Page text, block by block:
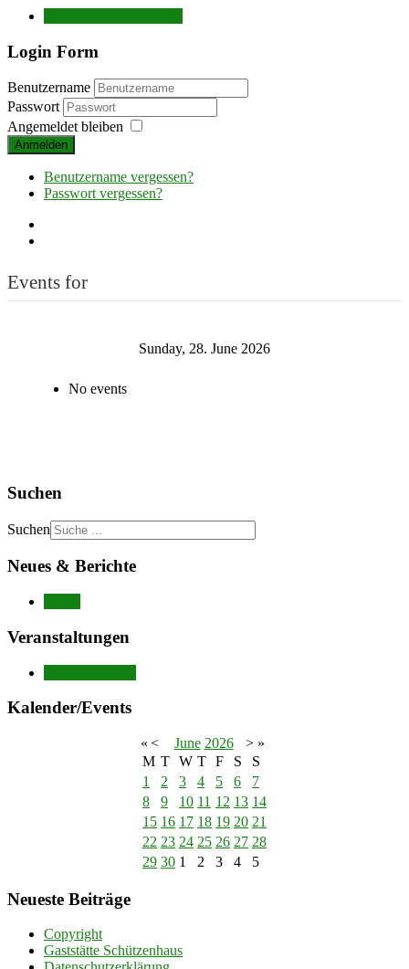
Login Form
Benutzername
Passwort
Angemeldet bleiben
Anmelden
Benutzername vergessen?
Passwort vergessen?
Events for
Sunday, 28. June 2026
No events
Suchen
Suchen
Neues & Berichte
Veranstaltungen
Kalender/Events
« < June 2026 > »
M T W T F S
S
1
2 3 4 5 6
7
8
9 10 11 12 13 14
15 16 17 18 19 20 21
22 23 24 25 26 27 28
29 30 1 2 3 4 5
Neueste Beiträge
Copyright
Gaststätte Schützenhaus